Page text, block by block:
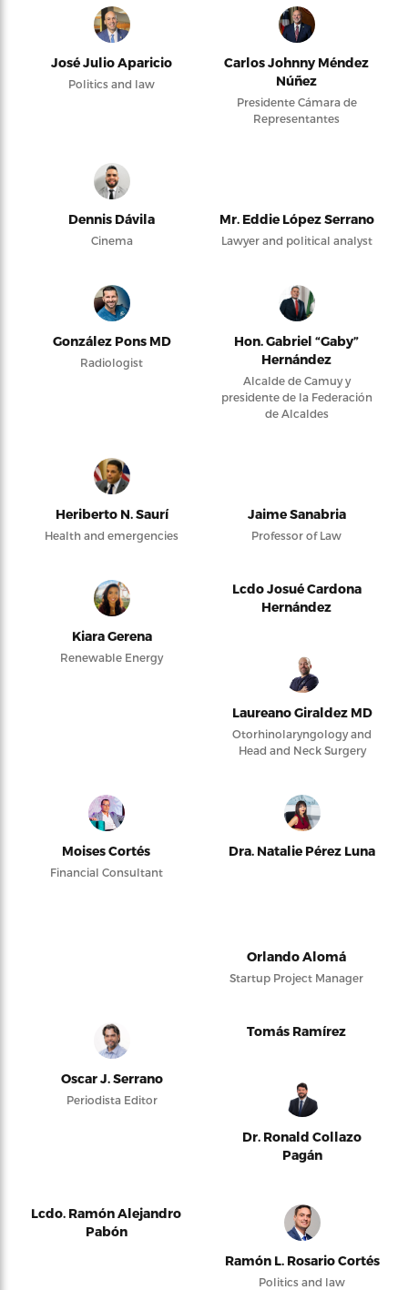
José Julio Aparicio
Politics and law
Carlos Johnny Méndez
Núñez
Presidente Cámara de
Representantes
Dennis Dávila
Cinema
Mr. Eddie López Serrano
Lawyer and political analyst
González Pons MD
Radiologist
Hon. Gabriel “Gaby”
Hernández
Alcalde de Camuy y
presidente de la Federación
de Alcaldes
Heriberto N. Saurí
Health and emergencies
Jaime Sanabria
Professor of Law
Kiara Gerena
Renewable Energy
Lcdo Josué Cardona
Hernández
Laureano Giraldez MD
Otorhinolaryngology and
Head and Neck Surgery
Moises Cortés
Financial Consultant
Dra. Natalie Pérez Luna
Orlando Alomá
Startup Project Manager
Oscar J. Serrano
Periodista Editor
Tomás Ramírez
Dr. Ronald Collazo
Pagán
Lcdo. Ramón Alejandro
Pabón
Ramón L. Rosario Cortés
Politics and law